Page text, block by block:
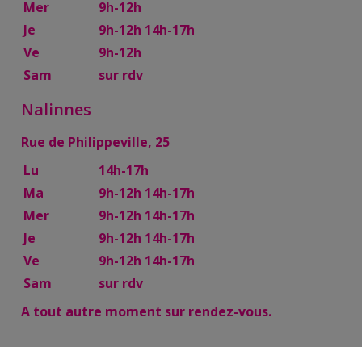
Mer
9h-12h
Je
9h-12h 14h-17h
Ve
9h-12h
Sam
sur rdv
Nalinnes
Rue de Philippeville, 25
Lu
14h-17h
Ma
9h-12h 14h-17h
Mer
9h-12h 14h-17h
Je
9h-12h 14h-17h
Ve
9h-12h 14h-17h
Sam
sur rdv
A tout autre moment sur rendez-vous.